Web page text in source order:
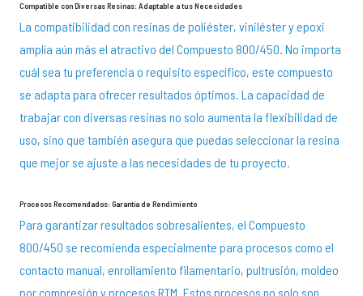
Compatible con Diversas Resinas: Adaptable a tus Necesidades
La compatibilidad con resinas de poliéster, viniléster y epoxi
amplía aún más el atractivo del Compuesto 800/450. No importa
cuál sea tu preferencia o requisito específico, este compuesto
se adapta para ofrecer resultados óptimos. La capacidad de
trabajar con diversas resinas no solo aumenta la flexibilidad de
uso, sino que también asegura que puedas seleccionar la resina
que mejor se ajuste a las necesidades de tu proyecto.
Procesos Recomendados: Garantía de Rendimiento
Para garantizar resultados sobresalientes, el Compuesto
800/450 se recomienda especialmente para procesos como el
contacto manual, enrollamiento filamentario, pultrusión, moldeo
por compresión y procesos RTM. Estos procesos no solo son